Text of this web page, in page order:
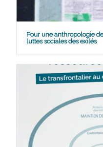
Pour une anthropologie
luttes sociales des exilés